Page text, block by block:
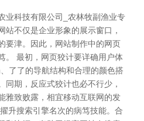
业科技有限公司_农林牧副渔业专
站不仅是企业形象的展示窗口，
要津。因此，网站制作中的网页
。 最初，网页狡计要详确用户体
了了的导航结构和合理的颜色搭
同期，反应式狡计也必不行少，
雅致败露，相宜移动互联网的发
升搜索引擎名次的病笃技能。合